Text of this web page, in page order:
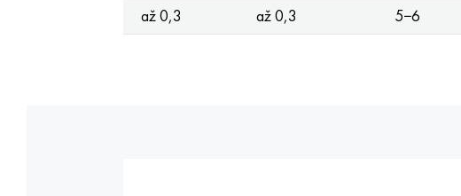
až 0,3
až 0,3 5−6